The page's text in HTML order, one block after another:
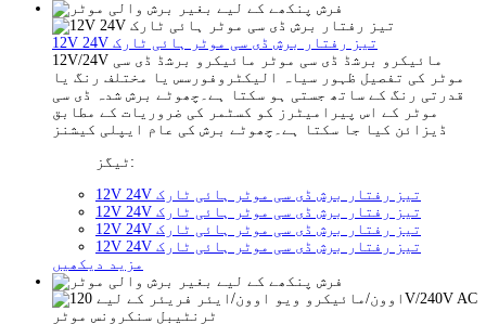
12V 24V تیز رفتار برش ڈی سی موٹر ہائی ٹارک
12V/24V مائیکرو برشڈ ڈی سی موٹر مائیکرو برشڈ ڈی سی
موٹر کی تفصیل ظہور سیاہ الیکٹروفورسس یا مختلف رنگ یا
قدرتی رنگ کے ساتھ جستی ہو سکتا ہے۔چھوٹے برش شدہ ڈی سی
موٹر کے اس پیرامیٹرز کو کسٹمر کی ضروریات کے مطابق
ڈیزائن کیا جا سکتا ہے۔چھوٹے برش کی عام ایپلی کیشنز
ٹیگز:
12V 24V تیز رفتار برش ڈی سی موٹر ہائی ٹارک
12V 24V تیز رفتار برش ڈی سی موٹر ہائی ٹارک
12V 24V تیز رفتار برش ڈی سی موٹر ہائی ٹارک
12V 24V تیز رفتار برش ڈی سی موٹر ہائی ٹارک
مزید دیکھیں